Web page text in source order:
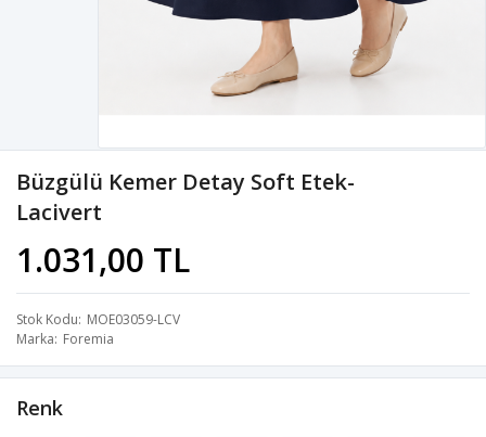
Büzgülü Kemer Detay Soft Etek-
Lacivert
1.031,00 TL
Stok Kodu MOE03059-LCV
Marka Foremia
Renk